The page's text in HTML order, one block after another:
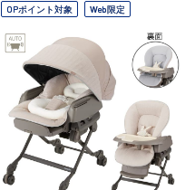
OPポイント対象 Web限定